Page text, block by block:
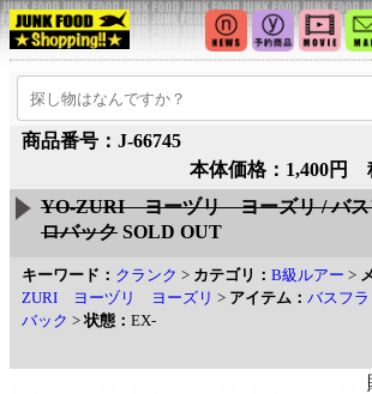
商品番号：J-66745
本体価格：1,400円
YO-ZURI ヨーヅリ ヨーズリ / バス
ロバック SOLD OUT
キーワード： クランク > カテゴリ： B級ルアー >
ZURI ヨーヅリ ヨーズリ > アイテム： バスフ
バック >状態： EX-